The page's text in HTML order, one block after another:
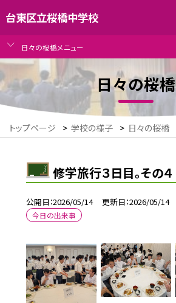
台東区立桜橋中学校
日々の桜橋メニュー
日々の桜橋
トップページ > 学校の様子 > 日々の桜橋
修学旅行３日目。その４
公開日 2026/05/14 更新日 2026/05/14
今日の出来事